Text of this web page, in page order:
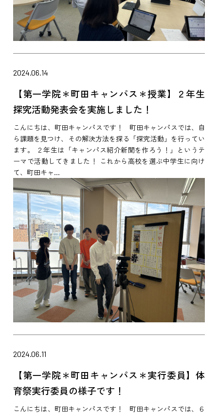
2024.06.14
【第一学院＊町田キャンパス＊授業】２年生
探究活動発表会を実施しました！
こんにちは、町田キャンパスです！ 町田キャンパスでは、自
ら課題を見つけ、その解決方法を探る「探究活動」を行ってい
ます。 ２年生は「キャンパス紹介新聞を作ろう！」というテ
ーマで活動してきました！ これから高校を選ぶ中学生に向け
て、町田キャ...
2024.06.11
【第一学院＊町田キャンパス＊実行委員】体
育祭実行委員の様子です！
こんにちは、町田キャンパスです！ 町田キャンパスでは、６